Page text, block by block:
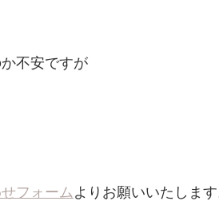
不安ですが
フォームよりお願いいたします